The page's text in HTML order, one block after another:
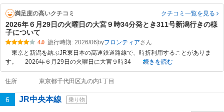
満足度の高いクチコミ クチコミ一覧を見る
2026年６月29日の火曜日の大宮９時34分発とき311号新潟行きの様
子について
4.0 旅行時期: 2026/06 byフロンティア
東京と新潟を結ぶJR東日本の高速鉄道路線で、時折利用することがありま
す。 2026年６月29日の火曜日に大宮９時34
続きを読む
住所 東京都千代田区丸の内1丁目
6 JR中央本線 乗り物